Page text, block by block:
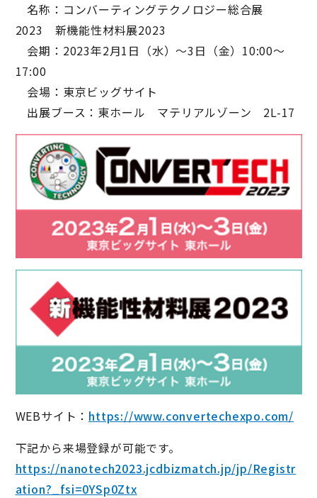
名称：コンバーティングテクノロジー総合展
2023 新機能性材料展2023
会期：2023年2月1日（水）～3日（金）10:00～
17:00
会場：東京ビッグサイト
出展ブース：東ホール マテリアルゾーン 2L-17
WEBサイト： https://www.convertechexpo.com/
下記から来場登録が可能です。
https://nanotech2023.jcdbizmatch.jp/jp/Registr
ation?_fsi=0YSp0Ztx